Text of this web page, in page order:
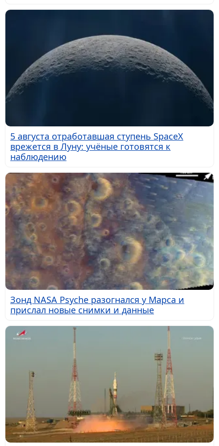
5 августа отработавшая ступень SpaceX
врежется в Луну: учёные готовятся к
наблюдению
Зонд NASA Psyche разогнался у Марса и
прислал новые снимки и данные